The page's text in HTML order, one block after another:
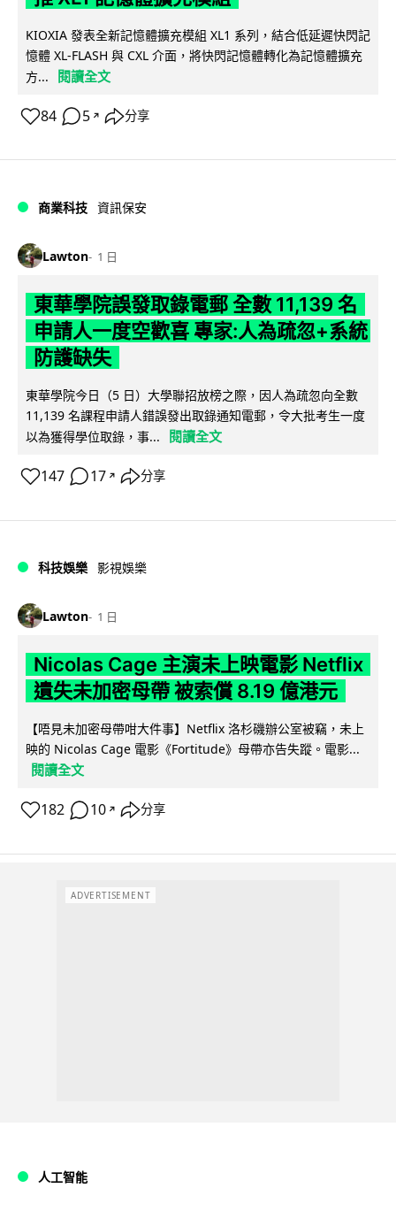
KIOXIA 發表全新記憶體擴充模組 XL1 系列，結合低延遲快閃記
憶體 XL-FLASH 與 CXL 介面，將快閃記憶體轉化為記憶體擴充
方...
閱讀全文
84 5 ↗ 分享
商業科技 資訊保安
Lawton 1 日
東華學院誤發取錄電郵 全數 11,139 名
申請人一度空歡喜 專家:人為疏忽+系統
防護缺失
東華學院今日（5 日）大學聯招放榜之際，因人為疏忽向全數
11,139 名課程申請人錯誤發出取錄通知電郵，令大批考生一度
以為獲得學位取錄，事...
閱讀全文
147 17 ↗ 分享
科技娛樂 影視娛樂
Lawton 1 日
Nicolas Cage 主演未上映電影 Netflix
遺失未加密母帶 被索償 8.19 億港元
【唔見未加密母帶咁大件事】Netflix 洛杉磯辦公室被竊，未上
映的 Nicolas Cage 電影《Fortitude》母帶亦告失蹤。電影...
閱讀全文
182 10 ↗ 分享
ADVERTISEMENT
人工智能